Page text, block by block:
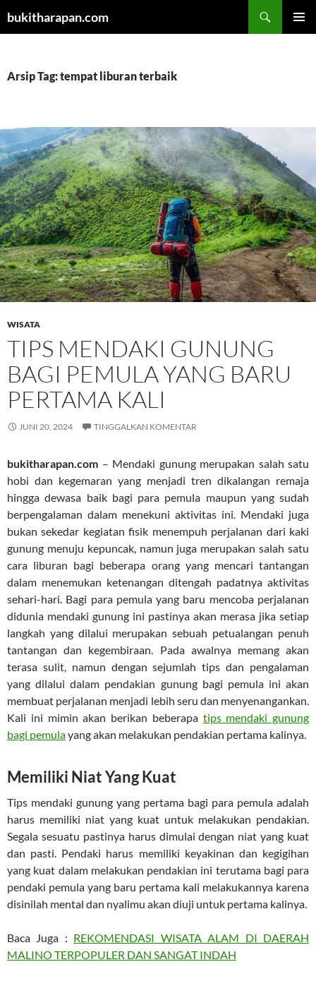
bukitharapan.com
Arsip Tag: tempat liburan terbaik
WISATA
TIPS MENDAKI GUNUNG
BAGI PEMULA YANG BARU
PERTAMA KALI
JUNI 20, 2024 TINGGALKAN KOMENTAR
bukitharapan.com – Mendaki gunung merupakan salah satu
hobi dan kegemaran yang menjadi tren dikalangan remaja
hingga dewasa baik bagi para pemula maupun yang sudah
berpengalaman dalam menekuni aktivitas ini. Mendaki juga
bukan sekedar kegiatan fisik menempuh perjalanan dari kaki
gunung menuju kepuncak, namun juga merupakan salah satu
cara liburan bagi beberapa orang yang mencari tantangan
dalam menemukan ketenangan ditengah padatnya aktivitas
sehari-hari. Bagi para pemula yang baru mencoba perjalanan
didunia mendaki gunung ini pastinya akan merasa jika setiap
langkah yang dilalui merupakan sebuah petualangan penuh
tantangan dan kegembiraan. Pada awalnya memang akan
terasa sulit, namun dengan sejumlah tips dan pengalaman
yang dilalui dalam pendakian gunung bagi pemula ini akan
membuat perjalanan menjadi lebih seru dan menyenangankan.
Kali ini mimin akan berikan beberapa tips mendaki gunung
bagi pemulayang akan melakukan pendakian pertama kalinya.
Memiliki Niat Yang Kuat
Tips mendaki gunung yang pertama bagi para pemula adalah
harus memiliki niat yang kuat untuk melakukan pendakian.
Segala sesuatu pastinya harus dimulai dengan niat yang kuat
dan pasti. Pendaki harus memiliki keyakinan dan kegigihan
yang kuat dalam melakukan pendakian ini terutama bagi para
pendaki pemula yang baru pertama kali melakukannya karena
disinilah mental dan nyalimu akan diuji untuk pertama kalinya.
Baca Juga : REKOMENDASI WISATA ALAM DI DAERAH
MALINO TERPOPULER DAN SANGAT INDAH